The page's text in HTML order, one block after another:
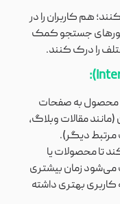
هم کاربران را در
جستجو کمک
را درک کنند.
محصول به صفحات
مقالات وبلاگ،
دیگر).
تا محصولات یا
می‌شود زمان بیشتری
بهتری داشته